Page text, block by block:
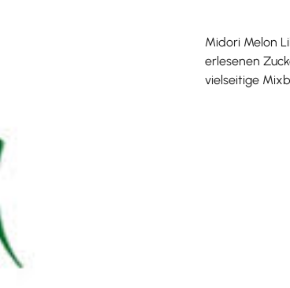
Midori Melon
erlesenen
vielseitige